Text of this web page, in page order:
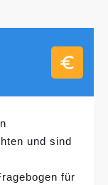
und sind
für